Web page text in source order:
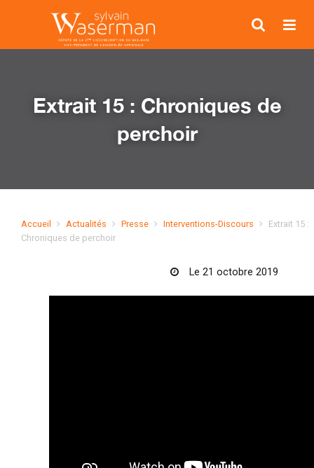
Accueil Actualités Presse Interventions-Discours
Extrait 15 :
Chroniques de perchoir
Extrait 15 : Chroniques de
perchoir
Le 21 octobre 2019